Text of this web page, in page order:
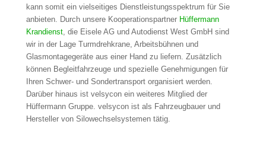
kann somit ein vielseitiges Dienstleistungsspektrum für Sie
anbieten. Durch unsere Kooperationspartner Hüffermann
Krandienst, die Eisele AG und Autodienst West GmbH sind
wir in der Lage Turmdrehkrane, Arbeitsbühnen und
Glasmontagegeräte aus einer Hand zu liefern. Zusätzlich
können Begleitfahrzeuge und spezielle Genehmigungen für
Ihren Schwer- und Sondertransport organisiert werden.
Darüber hinaus ist velsycon ein weiteres Mitglied der
Hüffermann Gruppe. velsycon ist als Fahrzeugbauer und
Hersteller von Silowechselsystemen tätig.